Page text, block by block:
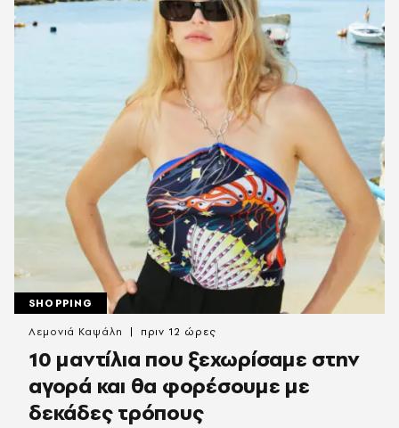
SHOPPING
10 μαντίλια που ξεχωρίσαμε στην
αγορά και θα φορέσουμε με
δεκάδες τρόπους
Λεμονιά Καψάλη πριν 12 ώρες